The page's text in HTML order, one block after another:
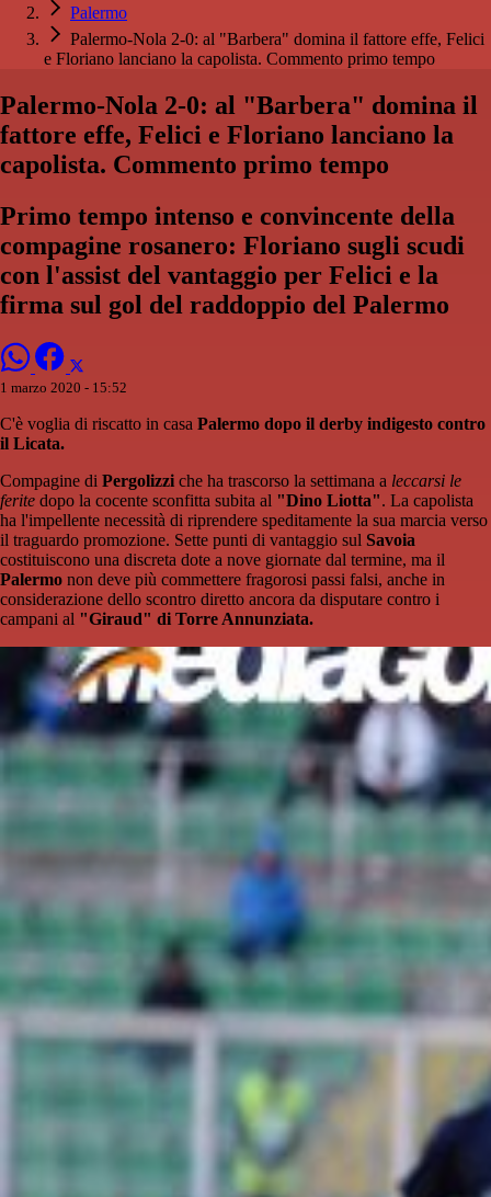
Palermo
Palermo-Nola 2-0: al "Barbera" domina il fattore effe, Felici
e Floriano lanciano la capolista. Commento primo tempo
Palermo-Nola 2-0: al "Barbera" domina il
fattore effe, Felici e Floriano lanciano la
capolista. Commento primo tempo
Primo tempo intenso e convincente della
compagine rosanero: Floriano sugli scudi
con l'assist del vantaggio per Felici e la
firma sul gol del raddoppio del Palermo
1 marzo 2020 - 15:52
C'è voglia di riscatto in casa Palermo dopo il derby indigesto contro
il Licata.
Compagine di Pergolizzi che ha trascorso la settimana a leccarsi le
ferite dopo la cocente sconfitta subita al "Dino Liotta". La capolista
ha l'impellente necessità di riprendere speditamente la sua marcia verso
il traguardo promozione. Sette punti di vantaggio sul Savoia
costituiscono una discreta dote a nove giornate dal termine, ma il
Palermo non deve più commettere fragorosi passi falsi, anche in
considerazione dello scontro diretto ancora da disputare contro i
campani al "Giraud" di Torre Annunziata.